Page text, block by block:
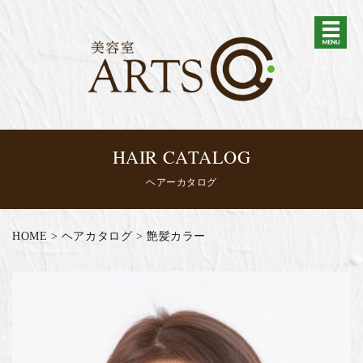
HAIR CATALOG
ヘアーカタログ
HOME > ヘアカタログ > 艶髪カラー